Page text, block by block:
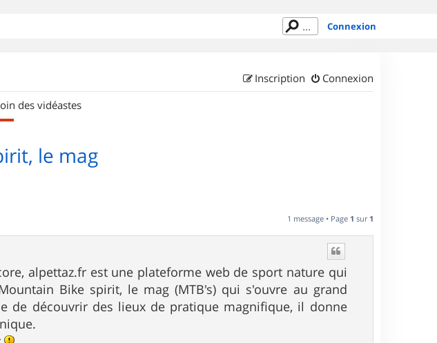
Connexion
Connexion
Inscription
des vidéastes
le mag
1 message • Page 1 sur 1
alpettaz.fr est une plateforme web de sport nature qui
Bike spirit, le mag (MTB's) qui s'ouvre au grand
de découvrir des lieux de pratique magnifique, il donne